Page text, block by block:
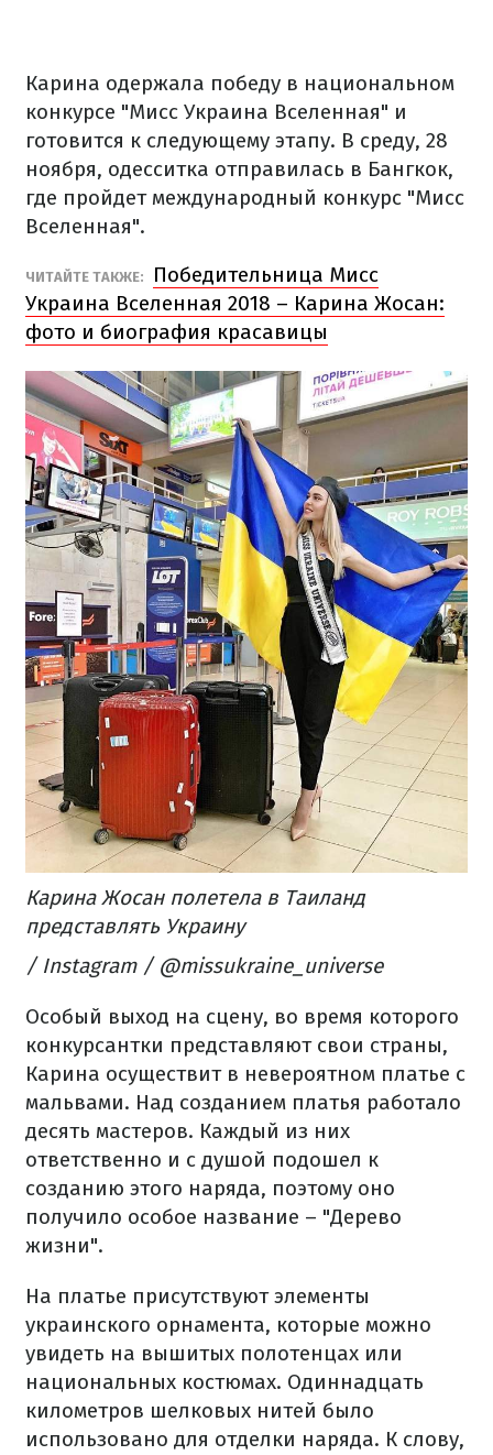
Карина одержала победу в национальном
конкурсе "Мисс Украина Вселенная" и
готовится к следующему этапу. В среду, 28
ноября, одесситка отправилась в Бангкок,
где пройдет международный конкурс "Мисс
Вселенная".
ЧИТАЙТЕ ТАКЖЕ:
Победительница Мисс
Украина Вселенная 2018 – Карина Жосан:
фото и биография красавицы
Карина Жосан полетела в Таиланд
представлять Украину
/ Instagram / @missukraine_universe
Особый выход на сцену, во время которого
конкурсантки представляют свои страны,
Карина осуществит в невероятном платье с
мальвами. Над созданием платья работало
десять мастеров. Каждый из них
ответственно и с душой подошел к
созданию этого наряда, поэтому оно
получило особое название – "Дерево
жизни".
На платье присутствуют элементы
украинского орнамента, которые можно
увидеть на вышитых полотенцах или
национальных костюмах. Одиннадцать
километров шелковых нитей было
использовано для отделки наряда. К слову,